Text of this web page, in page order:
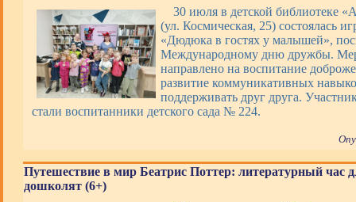
30 июля в детской библиотеке
(ул. Космическая, 25) состоялась
«Дюдюка в гостях у малышей»,
Международному дню дружбы.
направлено на воспитание
развитие коммуникативных
поддерживать друг друга.
стали воспитанники детского сада № 224.
Путешествие в мир Беатрис Поттер: литературный час
дошколят (6+)